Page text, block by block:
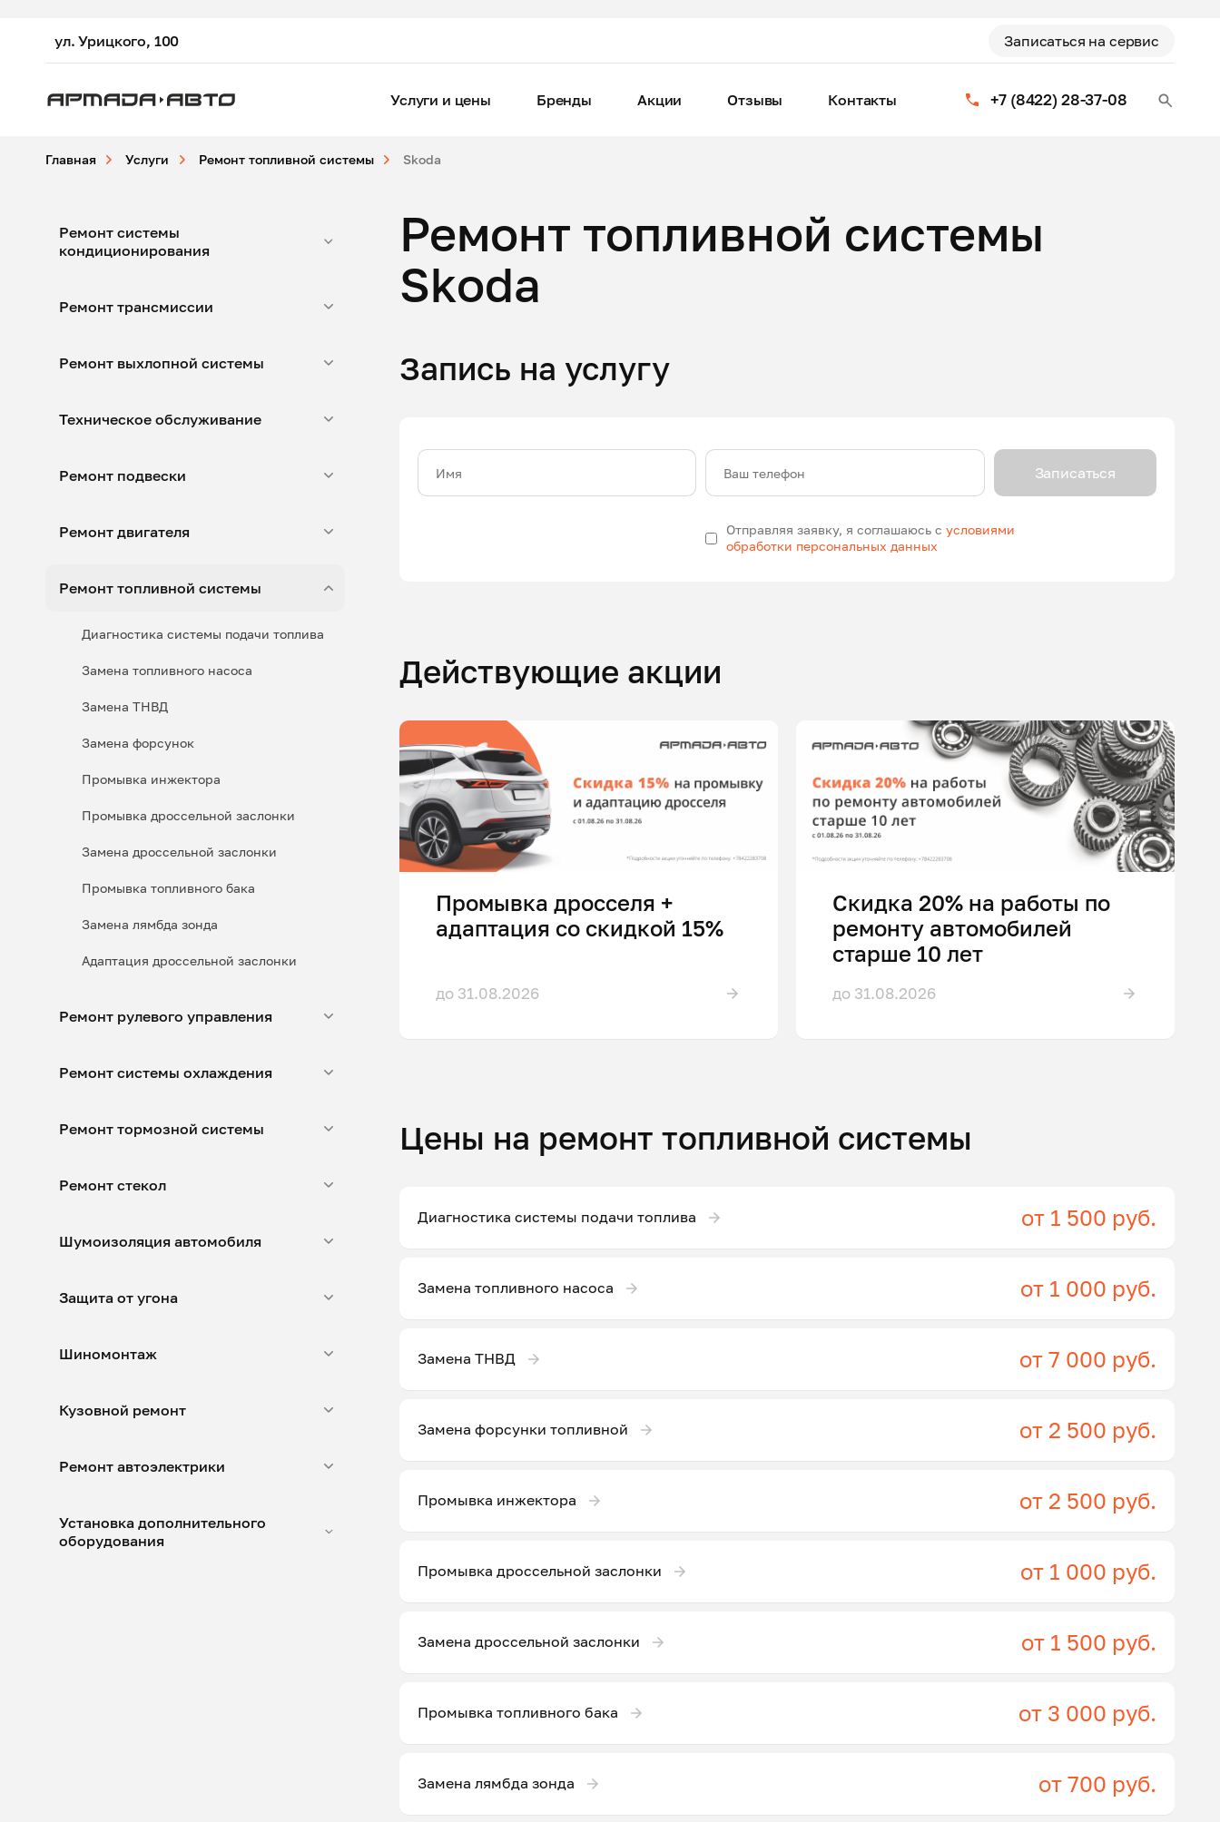
ул. Урицкого, 100 Записаться на сервис
+7 (8422) 28-37-08
Услуги и цены Бренды Акции Отзывы Контакты
Главная Услуги Ремонт топливной системы Skoda
Ремонт системы
кондиционирования
Ремонт трансмиссии
Ремонт выхлопной системы
Техническое обслуживание
Ремонт подвески
Ремонт двигателя
Ремонт топливной системы
Диагностика системы подачи топлива
Замена топливного насоса
Замена ТНВД
Замена форсунок
Промывка инжектора
Промывка дроссельной заслонки
Замена дроссельной заслонки
Промывка топливного бака
Замена лямбда зонда
Адаптация дроссельной заслонки
Ремонт рулевого управления
Ремонт системы охлаждения
Ремонт тормозной системы
Ремонт стекол
Шумоизоляция автомобиля
Защита от угона
Шиномонтаж
Кузовной ремонт
Ремонт автоэлектрики
Установка дополнительного
оборудования
Ремонт топливной системы
Skoda
Запись на услугу
Имя Ваш телефон
Отправляя заявку, я соглашаюсь сусловиями
обработки персональных данных
Записаться
Действующие акции
Промывка дросселя +
адаптация со скидкой 15%
до 31.08.2026
Скидка 20% на работы по
ремонту автомобилей
старше 10 лет
до 31.08.2026
Цены на ремонт топливной системы
Диагностика системы подачи топлива от 1 500 руб.
Замена топливного насоса от 1 000 руб.
Замена ТНВД от 7 000 руб.
Замена форсунки топливной от 2 500 руб.
Промывка инжектора от 2 500 руб.
Промывка дроссельной заслонки от 1 000 руб.
Замена дроссельной заслонки от 1 500 руб.
Промывка топливного бака от 3 000 руб.
Замена лямбда зонда от 700 руб.